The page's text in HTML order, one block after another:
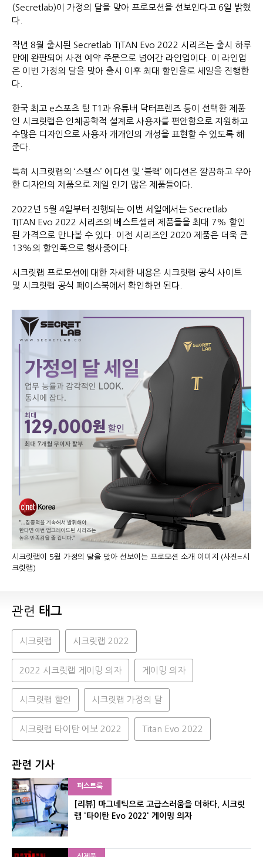
(Secretlab)이 가정의 달을 맞아 프로모션을 선보인다고 6일 밝혔
다.
작년 8월 출시된 Secretlab TITAN Evo 2022 시리즈는 출시 하루
만에 완판되어 사전 예약 주문으로 넘어간 라인업이다. 이 라인업
은 이번 가정의 달을 맞아 출시 이후 최대 할인율로 세일을 진행한
다.
한국 최고 e스포츠 팀 T1과 유튜버 닥터프렌즈 등이 선택한 제품
인 시크릿랩은 인체공학적 설계로 사용자를 편안함으로 지원하고
수많은 디자인으로 사용자 개개인의 개성을 표현할 수 있도록 해
준다.
특히 시크릿랩의 ‘스텔스’ 에디션 및 ‘블랙’ 에디션은 깔끔하고 우아
한 디자인의 제품으로 제일 인기 많은 제품들이다.
2022년 5월 4일부터 진행되는 이번 세일에서는 Secretlab
TITAN Evo 2022 시리즈의 베스트셀러 제품들을 최대 7% 할인
된 가격으로 만나볼 수 있다. 이전 시리즈인 2020 제품은 더욱 큰
13%의 할인폭으로 행사중이다.
시크릿랩 프로모션에 대한 자세한 내용은 시크릿랩 공식 사이트
및 시크릿랩 공식 페이스북에서 확인하면 된다.
시크릿랩이 5월 가정의 달을 맞아 선보이는 프로모션 소개 이미지 (사진=시
크릿랩)
관련 태그
시크릿랩 시크릿랩 2022
2022 시크릿랩 게이밍 의자 게이밍 의자
시크릿랩 할인 시크릿랩 가정의 달
시크릿랩 타이탄 에보 2022 Titan Evo 2022
관련 기사
퍼스트룩
[리뷰] 마그네틱으로 고급스러움을 더하다, 시크릿
랩 '타이탄 Evo 2022' 게이밍 의자